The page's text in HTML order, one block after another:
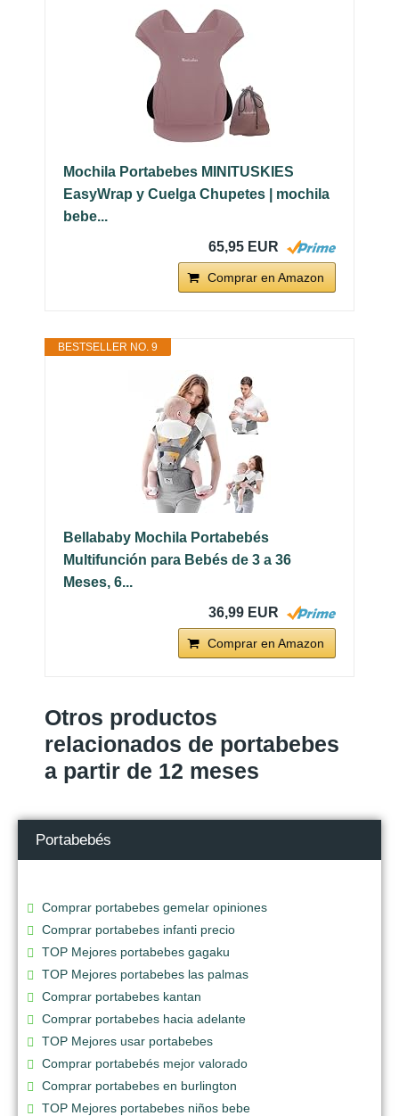
Mochila Portabebes MINITUSKIES
EasyWrap y Cuelga Chupetes | mochila
bebe...
65,95 EUR
Comprar en Amazon
BESTSELLER NO. 9
Bellababy Mochila Portabebés
Multifunción para Bebés de 3 a 36
Meses, 6...
36,99 EUR
Comprar en Amazon
Otros productos
relacionados de portabebes
a partir de 12 meses
Portabebés
Comprar portabebes gemelar opiniones
Comprar portabebes infanti precio
TOP Mejores portabebes gagaku
TOP Mejores portabebes las palmas
Comprar portabebes kantan
Comprar portabebes hacia adelante
TOP Mejores usar portabebes
Comprar portabebés mejor valorado
Comprar portabebes en burlington
TOP Mejores portabebes niños bebe